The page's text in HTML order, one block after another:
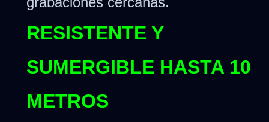
RESISTENTE Y
SUMERGIBLE HASTA 10
METROS